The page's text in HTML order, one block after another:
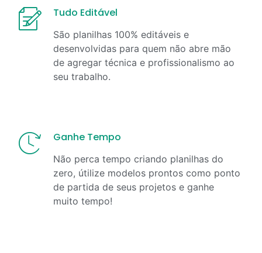
Tudo Editável
São planilhas 100% editáveis e
desenvolvidas para quem não abre mão
de agregar técnica e profissionalismo ao
seu trabalho.
Ganhe Tempo
Não perca tempo criando planilhas do
zero, útilize modelos prontos como ponto
de partida de seus projetos e ganhe
muito tempo!